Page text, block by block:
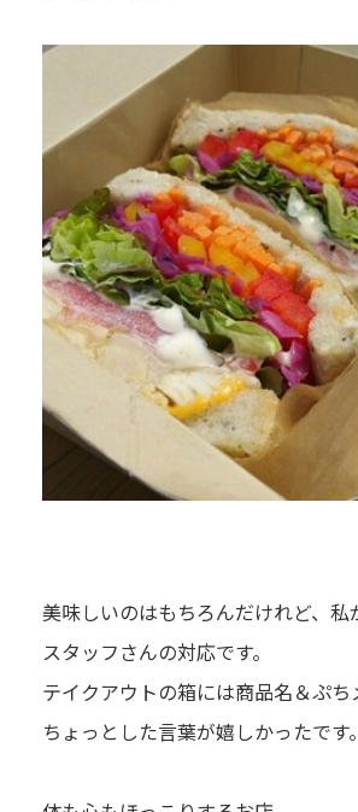
美味しいのはもちろんだけれど、私
スタッフさんの対応です。
テイクアウトの箱には商品名＆ぷち
ちょっとした言葉が嬉しかったです。